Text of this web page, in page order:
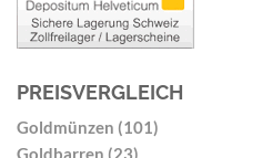
PREISVERGLEICH
Goldmünzen (101)
Goldbarren (23)